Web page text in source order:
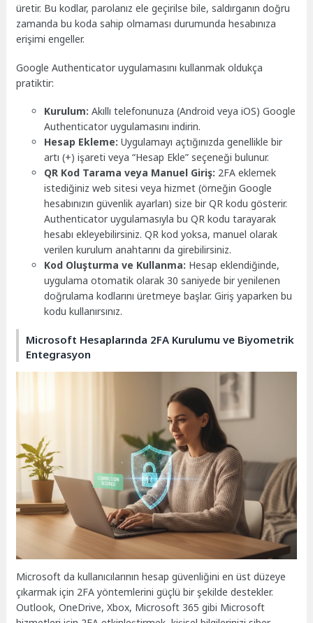
üretir. Bu kodlar, parolanız ele geçirilse bile, saldırganın doğru
zamanda bu koda sahip olmaması durumunda hesabınıza
erişimi engeller.
Google Authenticator uygulamasını kullanmak oldukça
pratiktir:
Kurulum: Akıllı telefonunuza (Android veya iOS) Google
Authenticator uygulamasını indirin.
Hesap Ekleme: Uygulamayı açtığınızda genellikle bir
artı (+) işareti veya “Hesap Ekle” seçeneği bulunur.
QR Kod Tarama veya Manuel Giriş: 2FA eklemek
istediğiniz web sitesi veya hizmet (örneğin Google
hesabınızın güvenlik ayarları) size bir QR kodu gösterir.
Authenticator uygulamasıyla bu QR kodu tarayarak
hesabı ekleyebilirsiniz. QR kod yoksa, manuel olarak
verilen kurulum anahtarını da girebilirsiniz.
Kod Oluşturma ve Kullanma: Hesap eklendiğinde,
uygulama otomatik olarak 30 saniyede bir yenilenen
doğrulama kodlarını üretmeye başlar. Giriş yaparken bu
kodu kullanırsınız.
Microsoft Hesaplarında 2FA Kurulumu ve Biyometrik
Entegrasyon
Microsoft da kullanıcılarının hesap güvenliğini en üst düzeye
çıkarmak için 2FA yöntemlerini güçlü bir şekilde destekler.
Outlook, OneDrive, Xbox, Microsoft 365 gibi Microsoft